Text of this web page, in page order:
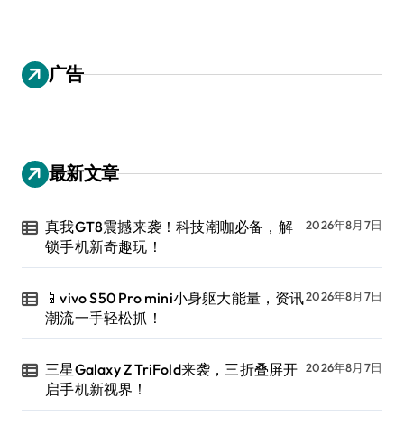
广告
最新文章
真我GT8震撼来袭！科技潮咖必备，解
锁手机新奇趣玩！
2026年8月7日
📱vivo S50 Pro mini小身躯大能量，资讯
潮流一手轻松抓！
2026年8月7日
三星Galaxy Z TriFold来袭，三折叠屏开
启手机新视界！
2026年8月7日